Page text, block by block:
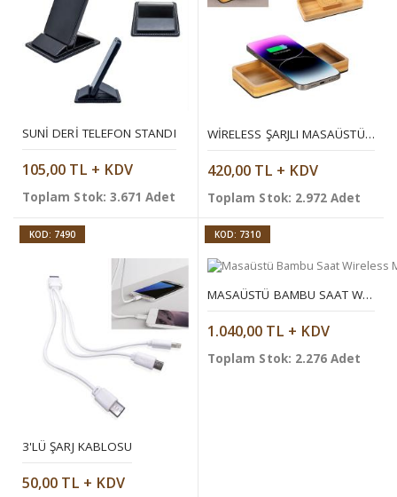
SUNI DERI TELEFON STANDI
105,00 TL + KDV
Toplam Stok: 3.671 Adet
WIRELESS ŞARJLI MASAÜSTÜ DÜZENLEYICI
420,00 TL + KDV
Toplam Stok: 2.972 Adet
KOD: 7490
3'LÜ ŞARJ KABLOSU
50,00 TL + KDV
KOD: 7310
MASAÜSTÜ BAMBU SAAT WIRELESS MOBIL ŞARJ CIHAZI
1.040,00 TL + KDV
Toplam Stok: 2.276 Adet